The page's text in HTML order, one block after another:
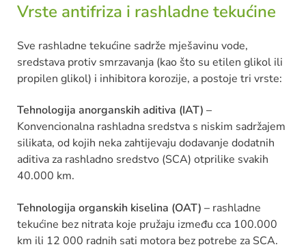
Vrste antifriza i rashladne tekućine
Sve rashladne tekućine sadrže mješavinu vode,
sredstava protiv smrzavanja (kao što su etilen glikol ili
propilen glikol) i inhibitora korozije, a postoje tri vrste:
Tehnologija anorganskih aditiva (IAT) –
Konvencionalna rashladna sredstva s niskim sadržajem
silikata, od kojih neka zahtijevaju dodavanje dodatnih
aditiva za rashladno sredstvo (SCA) otprilike svakih
40.000 km.
Tehnologija organskih kiselina (OAT) – rashladne
tekućine bez nitrata koje pružaju između cca 100.000
km ili 12 000 radnih sati motora bez potrebe za SCA.